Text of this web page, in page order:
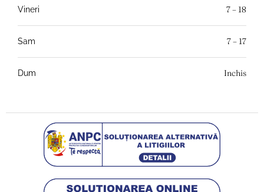
Vineri 7 – 18
Sam 7 – 17
Dum Inchis